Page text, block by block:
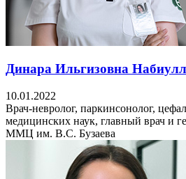
Динара Ильгизовна
10.01.2022
Врач-невролог, паркинсонолог,
медицинских наук, главный врач и
ММЦ им. В.С. Бузаева